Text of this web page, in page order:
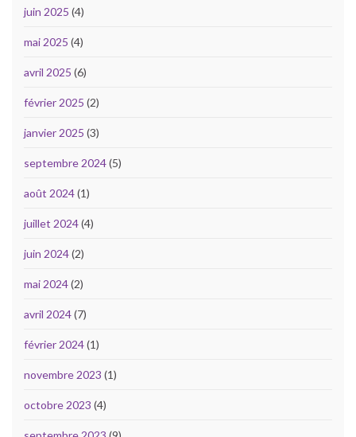
juin 2025 (4)
mai 2025 (4)
avril 2025 (6)
février 2025 (2)
janvier 2025 (3)
septembre 2024(5)
août 2024(1)
juillet 2024(4)
juin 2024(2)
mai 2024(2)
avril 2024(7)
février 2024(1)
novembre 2023 (1)
octobre 2023 (4)